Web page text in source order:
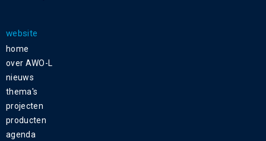
website
home
over AWO-L
nieuws
thema's
projecten
producten
agenda